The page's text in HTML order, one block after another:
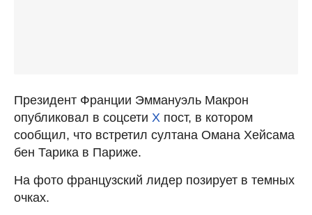
Президент Франции Эммануэль Макрон
опубликовал в соцсети X пост, в котором
сообщил, что встретил султана Омана Хейсама
бен Тарика в Париже.
На фото французский лидер позирует в темных
очках.